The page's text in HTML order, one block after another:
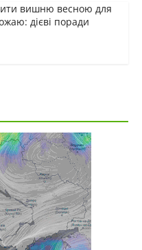
вишню весною для
дієві поради